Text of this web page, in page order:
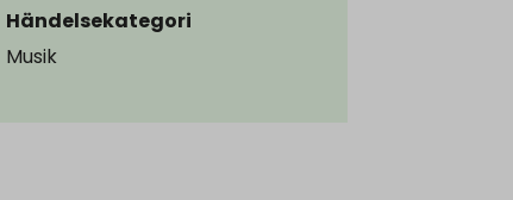
Händelsekategori
Musik